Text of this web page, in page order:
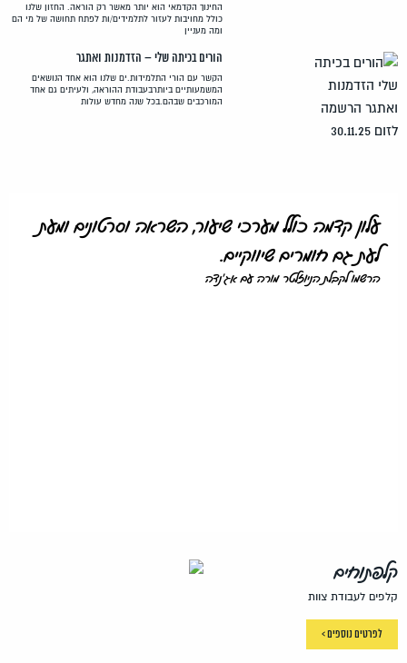
החינוך הקדמאי הוא יותר מאשר רק הוראה. החזון שלנו
כולל מחויבות לעזור לתלמידים/ות לפתח תחושה של מי הם
ומה מעניין
הורים בכיתה שלי – הזדמנות ואתגר
הקשר עם הורי התלמידות.ים שלנו הוא אחד הנושאים
המשמעותיים ביותרבעבודת ההוראה, ולעיתים גם אחד
המורכבים שבהם.בכל שנה מחדש עולות
עלון קדמה כולל מערכי שיעור, השראה וסרטונים ומעת
לעת גם חומרים שיווקיים.
הרשמו לקבלת הניוזלטר מורה עם אג'נדה
קלפתוחים
קלפים לעבודת צוות
לפרטים נוספים >